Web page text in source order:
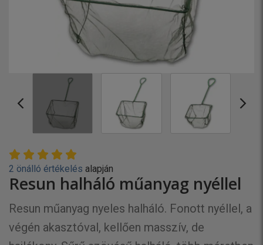
2 önálló értékelés alapján
Resun halháló műanyag nyéllel
Resun műanyag nyeles halháló. Fonott nyéllel, a
végén akasztóval, kellően masszív, de